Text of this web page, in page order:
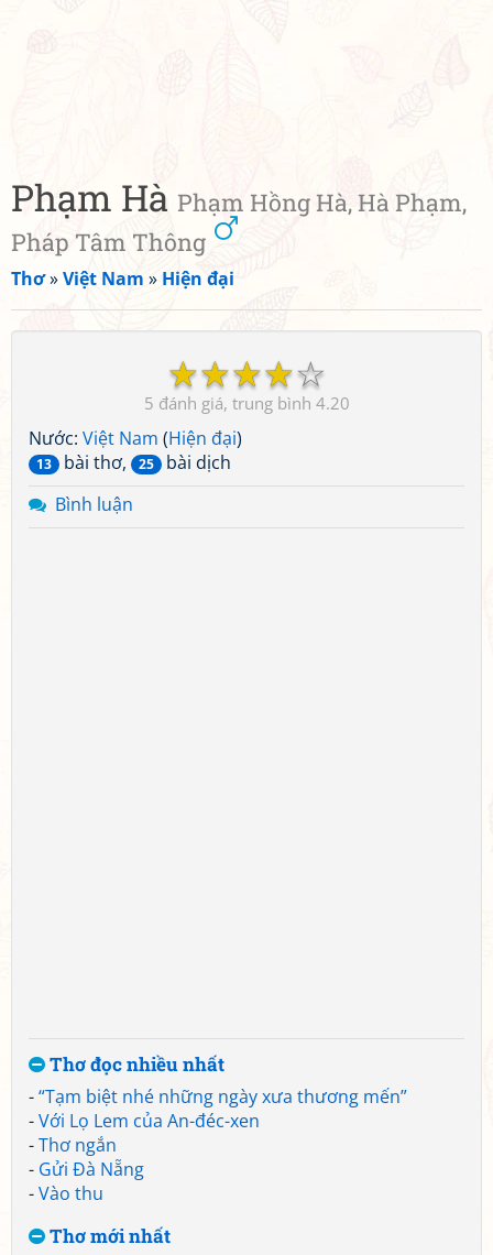
Phạm Hà Phạm Hồng Hà, Hà Phạm,
Pháp Tâm Thông
Thơ»Việt Nam » Hiện đại
☆
☆
☆
☆
☆
5 4.20
Nước: Việt Nam (Hiện đại)
13 bài thơ, 25
bài dịch
Bình luận
Thơ đọc nhiều nhất
-“Tạm biệt nhé những ngày xưa thương mến”
-Với Lọ Lem của An-đéc-xen
-Thơ ngắn
- Gửi Đà Nẵng
-Vào thu
Thơ mới nhất